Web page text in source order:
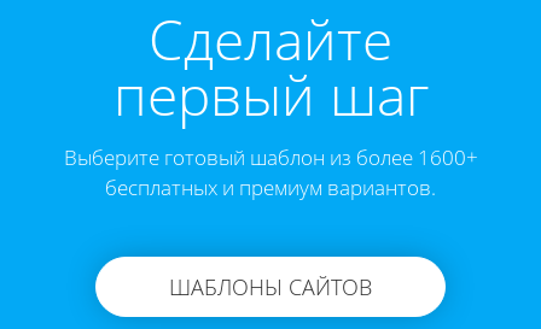
Cделайте
первый шаг
Выберите готовый шаблон из более 1600+
бесплатных и премиум вариантов.
ШАБЛОНЫ САЙТОВ